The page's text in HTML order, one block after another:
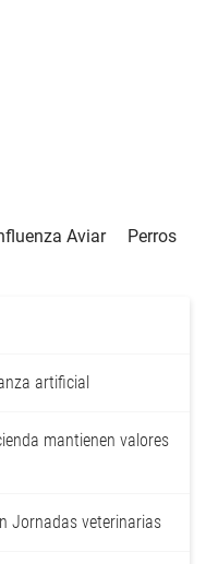
Aviar Perros
artificial
mantienen valores
Jornadas veterinarias